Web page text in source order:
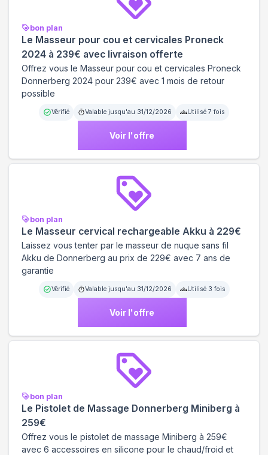
bon plan
Le Masseur pour cou et cervicales Proneck
2024 à 239€ avec livraison offerte
Offrez vous le Masseur pour cou et cervicales Proneck
Donnerberg 2024 pour 239€ avec 1 mois de retour
possible
Vérifié Valable jusqu'au 31/12/2026 Utilisé 7 fois
Voir l'offre
bon plan
Le Masseur cervical rechargeable Akku à 229€
Laissez vous tenter par le masseur de nuque sans fil
Akku de Donnerberg au prix de 229€ avec 7 ans de
garantie
Vérifié Valable jusqu'au 31/12/2026 Utilisé 3 fois
Voir l'offre
bon plan
Le Pistolet de Massage Donnerberg Miniberg à
259€
Offrez vous le pistolet de massage Miniberg à 259€
avec 6 accessoires en silicone pour le chaud/froid et